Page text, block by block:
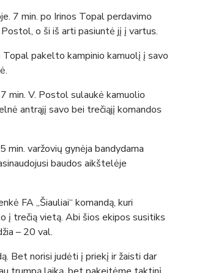
7 min. po Irinos Topal perdavimo
o ši iš arti pasiuntė jį į vartus.
Topal pakelto kampinio kamuolį į savo
min. V. Postol sulaukė kamuolio
antrąjį savo bei trečiąjį komandos
varžovių gynėja bandydama
baudos aikštelėje
FA „Šiauliai“ komandą, kuri
į trečią vietą. Abi šios ekipos susitiks
– 20 val.
Bet norisi judėti į priekį ir žaisti dar